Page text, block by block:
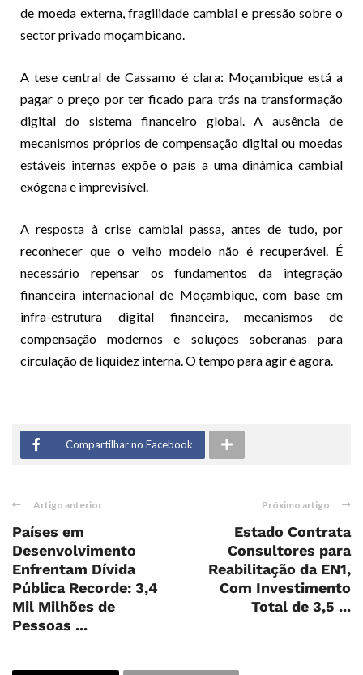
de moeda externa, fragilidade cambial e pressão sobre o
sector privado moçambicano.
A tese central de Cassamo é clara: Moçambique está a
pagar o preço por ter ficado para trás na transformação
digital do sistema financeiro global. A ausência de
mecanismos próprios de compensação digital ou moedas
estáveis internas expõe o país a uma dinâmica cambial
exógena e imprevisível.
A resposta à crise cambial passa, antes de tudo, por
reconhecer que o velho modelo não é recuperável. É
necessário repensar os fundamentos da integração
financeira internacional de Moçambique, com base em
infra-estrutura digital financeira, mecanismos de
compensação modernos e soluções soberanas para
circulação de liquidez interna. O tempo para agir é agora.
Compartilhar no Facebook
Artigo anterior
Países em
Desenvolvimento
Enfrentam Dívida
Pública Recorde: 3,4
Mil Milhões de
Pessoas ...
Próximo artigo
Estado Contrata
Consultores para
Reabilitação da EN1,
Com Investimento
Total de 3,5 ...